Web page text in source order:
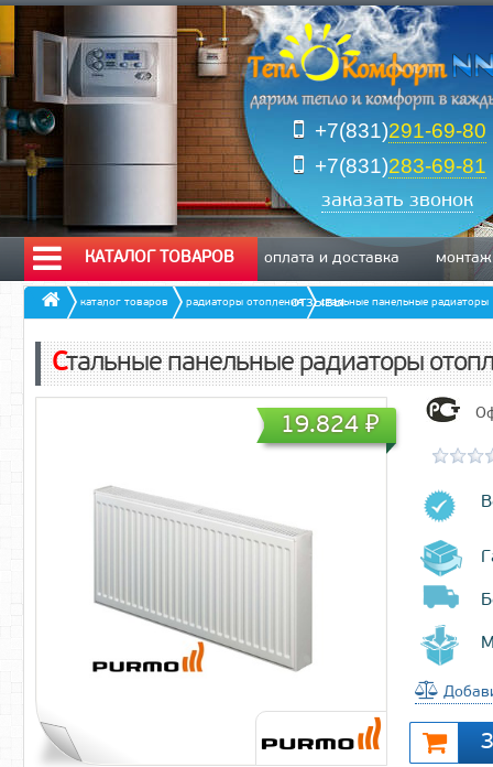
+7(831)291-69-80
+7(831)283-69-81
заказать звонок
КАТАЛОГ ТОВАРОВ оплата и доставка монтаж
отзывы
каталог товаров радиаторы отопления стальные панельные радиаторы
Стальные панельные радиаторы
19.824₽